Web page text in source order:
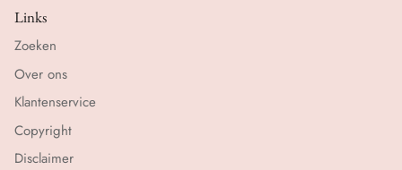
Links
Zoeken
Over ons
Klantenservice
Copyright
Disclaimer